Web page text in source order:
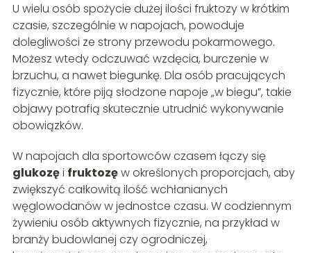
U wielu osób spożycie dużej ilości fruktozy w krótkim
czasie, szczególnie w napojach, powoduje
dolegliwości ze strony przewodu pokarmowego.
Możesz wtedy odczuwać wzdęcia, burczenie w
brzuchu, a nawet biegunkę. Dla osób pracujących
fizycznie, które piją słodzone napoje „w biegu”, takie
objawy potrafią skutecznie utrudnić wykonywanie
obowiązków.
W napojach dla sportowców czasem łączy się
glukozęi fruktozęw określonych proporcjach, aby
zwiększyć całkowitą ilość wchłanianych
węglowodanów w jednostce czasu. W codziennym
żywieniu osób aktywnych fizycznie, na przykład w
branży budowlanej czy ogrodniczej,